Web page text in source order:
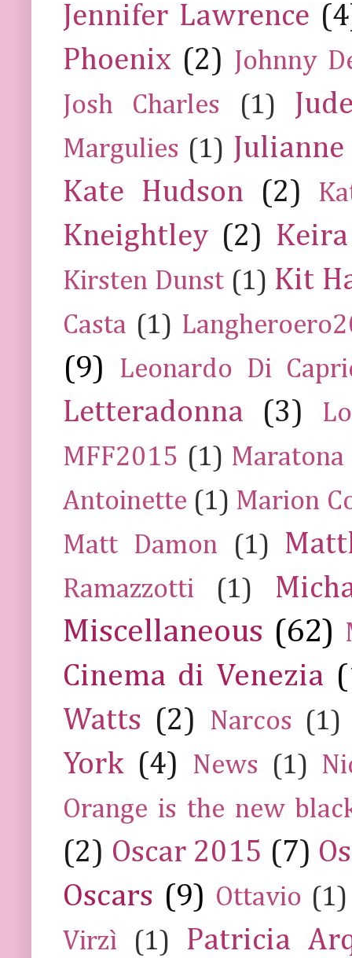
Jennifer Lawrence
Phoenix (2) Johnny
Josh Charles
(1)
Margulies (1)
Kate Hudson
(2)
Kneightley (2)
Kirsten Dunst (1) Kit
Casta (1)
(9) Leonardo Di
Letteradonna (3)
MFF2015 (1) Maratona
Antoinette (1) Marion
Matt Damon
(1)
Ramazzotti (1)
Miscellaneous (62)
Cinema di Venezia
Watts (2) Narcos (1)
York (4) News (1)
Orange is the new
(2) Oscar 2015 (7)
Oscars (9) Ottavio (1)
Virzì
(1) Patricia